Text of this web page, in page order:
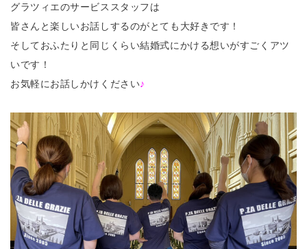
グラツィエのサービススタッフは
皆さんと楽しいお話しするのがとても大好きです！
そしておふたりと同じくらい結婚式にかける想いがすごくアツ
いです！
お気軽にお話しかけください♪